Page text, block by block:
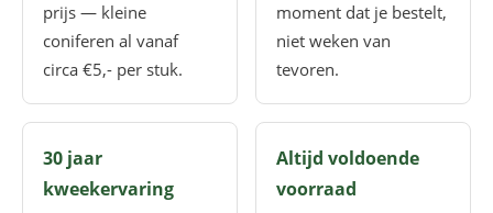
prijs — kleine
coniferen al vanaf
circa €5,- per stuk.
moment dat je bestelt,
niet weken van
tevoren.
30 jaar
kweekervaring
Altijd voldoende
voorraad